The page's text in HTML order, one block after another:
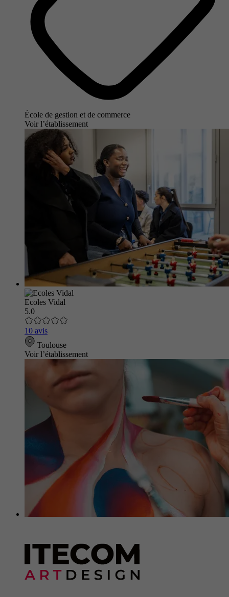
École de gestion et de commerce
Voir l’établissement
Ecoles Vidal
5.0
10 avis
Toulouse
Voir l’établissement